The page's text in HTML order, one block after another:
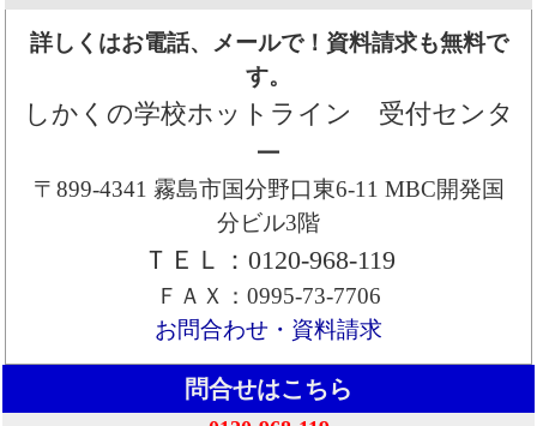
詳しくはお電話、メールで！資料請求も無料で
す。
しかくの学校ホットライン 受付センタ
ー
〒899-4341 霧島市国分野口東6-11 MBC開発国
分ビル3階
ＴＥＬ：0120-968-119
ＦＡＸ：0995-73-7706
お問合わせ・資料請求
問合せはこちら